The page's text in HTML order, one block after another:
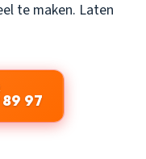
te maken. Laten
89 97